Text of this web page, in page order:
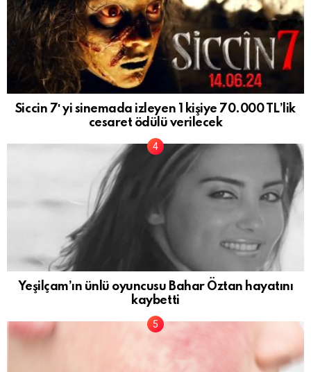
Siccin 7′ yi sinemada izleyen 1 kişiye 70.000 TL’lik
cesaret ödülü verilecek
Yeşilçam’ın ünlü oyuncusu Bahar Öztan hayatını
kaybetti